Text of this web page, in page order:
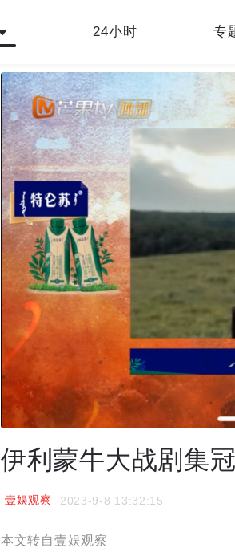
公司新闻 行业新闻 产
24小时 专
伊利蒙牛大战剧集
壹娱观察 2023-9-8 13:32:15
本文转自壹娱观察